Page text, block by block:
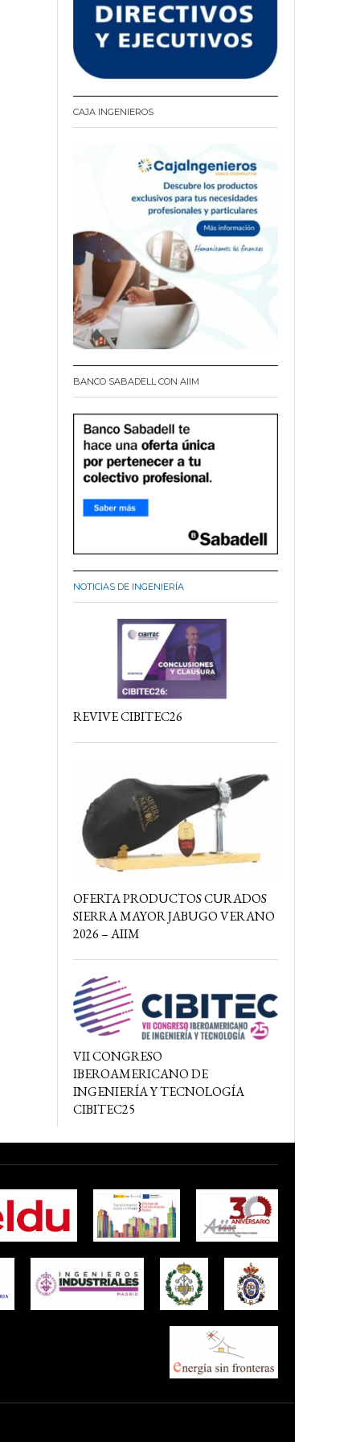
CAJA INGENIEROS
BANCO SABADELL CON AIIM
NOTICIAS DE INGENIERÍA
REVIVE CIBITEC26
OFERTA PRODUCTOS CURADOS
SIERRA MAYOR JABUGO VERANO
2026 – AIIM
VII CONGRESO
IBEROAMERICANO DE
INGENIERÍA Y TECNOLOGÍA
CIBITEC25